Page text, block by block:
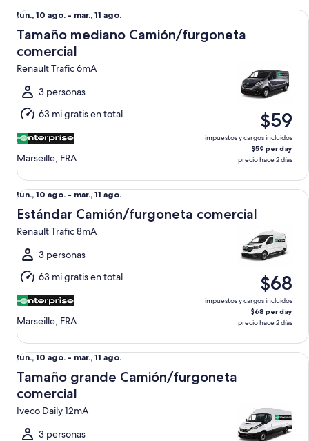
Del
lun.,
ago.
al
mar.,
ago.
lun., 10 ago. - mar., 11 ago.
Tamaño mediano Camión/furgoneta
comercial
Renault Trafic 6mA
3 personas
63 mi gratis en total
Marseille, FRA
$59
impuestos y cargos incluidos
$59 per day
precio hace 2 días
Tamaño mediano Camión/furgoneta comercial Renault
Del
lun.,
10
ago.
al
mar.,
11
ago.
lun., 10 ago. - mar., 11 ago.
Estándar Camión/furgoneta comercial
Renault Trafic 8mA
3 personas
63 mi gratis en total
Marseille, FRA
$68
impuestos y cargos incluidos
$68 per day
precio hace 2 días
Estándar Camión/furgoneta comercial Renault Trafic 8mA
Del
lun.,
ago.
al
mar.,
lun., 10 ago. - mar., 11 ago.
Tamaño grande Camión/furgoneta
comercial
Iveco Daily 12mA
3 personas
Tamaño grande Camión/furgoneta comercial Iveco Daily